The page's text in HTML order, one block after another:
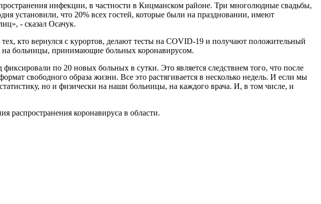
инфекции, в частности в Кицманском районе. Три многолюдные свадьбы,
установили, что 20% всех гостей, которые были на праздновании, имеют
- сказал Осачук.
кто вернулся с курортов, делают тесты на COVID-19 и получают положительный
на больницы, принимающие больных коронавирусом.
по 20 новых больных в сутки. Это является следствием того, что после
свободного образа жизни. Все это растягивается в несколько недель. И если мы
но и физически на наши больницы, на каждого врача. И, в том числе, и
распространения коронавируса в области.